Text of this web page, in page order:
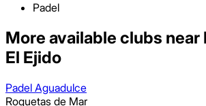
Padel
More available clubs near
El Ejido
Padel Aguadulce
Roquetas de Mar